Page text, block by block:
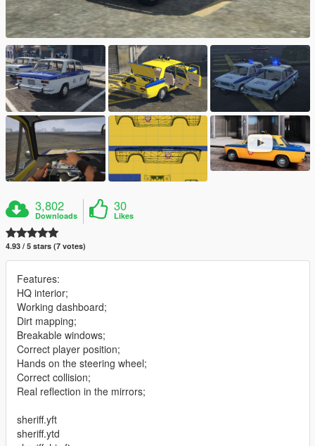
3,802
Downloads
30
Likes
4.93 / 5 stars (7 votes)
Features:
HQ interior;
Working dashboard;
Dirt mapping;
Breakable windows;
Correct player position;
Hands on the steering wheel;
Correct collision;
Real reflection in the mirrors;
sheriff.yft
sheriff.ytd